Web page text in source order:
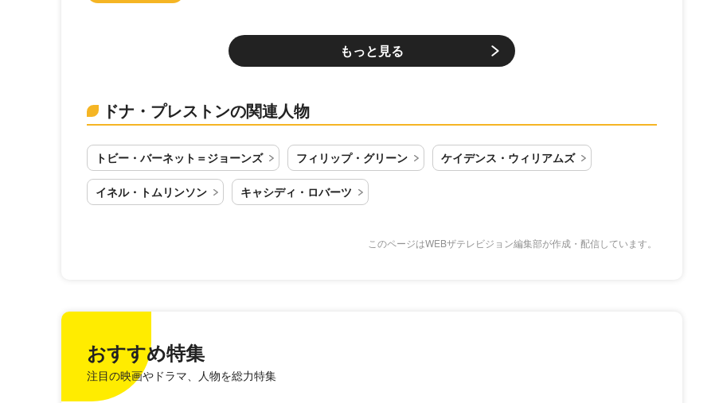
もっと見る
ドナ・プレストンの関連人物
トビー・バーネット＝ジョーンズ フィリップ・グリーン ケイデンス・ウィリアムズ
イネル・トムリンソン キャシディ・ロバーツ
このページはWEBザテレビジョン編集部が作成・配信しています。
おすすめ特集
注目の映画やドラマ、人物を総力特集